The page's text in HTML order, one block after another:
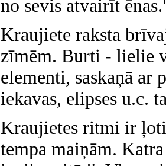
no sevis atvairīt
Kraujiete raksta
zīmēm. Burti - lielie
elementi, saskaņā ar
iekavas, elipses u.c.
Kraujietes ritmi ir
tempa maiņām.